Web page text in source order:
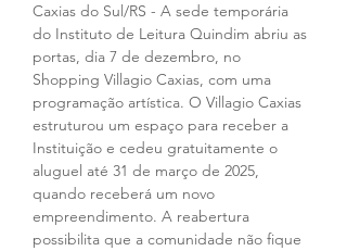
Caxias do Sul/RS - A sede temporária
do Instituto de Leitura Quindim abriu as
portas, dia 7 de dezembro, no
Shopping Villagio Caxias, com uma
programação artística. O Villagio Caxias
estruturou um espaço para receber a
Instituição e cedeu gratuitamente o
aluguel até 31 de março de 2025,
quando receberá um novo
empreendimento. A reabertura
possibilita que a comunidade não fique